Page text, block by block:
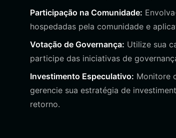
Participação na Comunidade:
hospedadas pela comunidade e
Votação de Governança: Utilize sua
participe das iniciativas de
Investimento Especulativo: Monitore
gerencie sua estratégia de
retorno.